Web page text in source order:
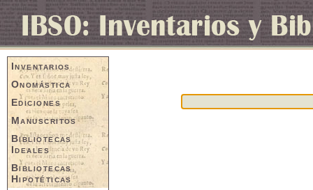
Inventarios
Onomástica
Ediciones
Manuscritos
Bibliotecas
Ideales
Bibliotecas
Hipotéticas